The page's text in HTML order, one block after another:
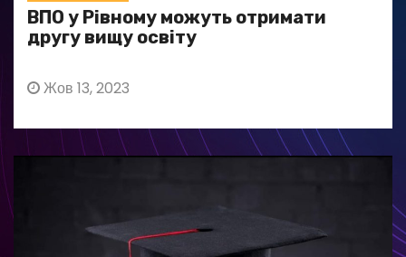
ВПО у Рівному можуть отримати
другу вищу освіту
Жов 13, 2023